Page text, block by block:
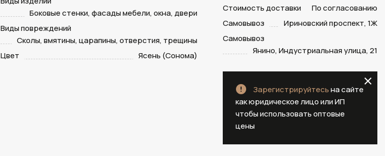
Боковые стенки, фасады мебели, окна, двери
Виды повреждений
Сколы, вмятины, царапины, отверстия, трещины
Цвет
Ясень (Сонома)
Стоимость доставки
По согласованию
Самовывоз
Ириновский проспект, 1Ж
Самовывоз
Янино, Индустриальная улица, 21
Зарегистрируйтесьна сайте
как юридическое лицо или ИП
чтобы использовать оптовые
цены